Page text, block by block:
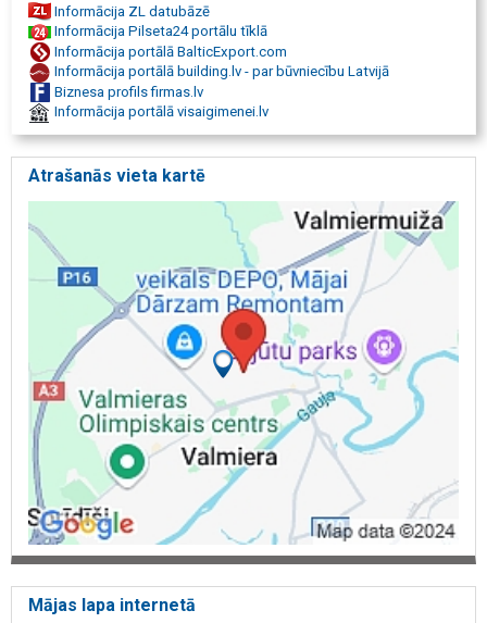
Informācija ZL datubāzē
Informācija Pilseta24 portālu tīklā
Informācija portālā BalticExport.com
Informācija portālā building.lv - par būvniecību Latvijā
Biznesa profils firmas.lv
Informācija portālā visaigimenei.lv
Atrašanās vieta kartē
Mājas lapa internetā